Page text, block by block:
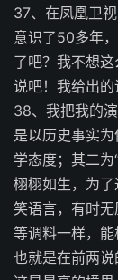
37、在凤凰卫
意识了50多年
了吧？我不想
说吧！我给出的
38、我把我的
是以历史事实
学态度；其二
栩栩如生，为
笑语言，有时
等调料一样，能
也就是在前两说